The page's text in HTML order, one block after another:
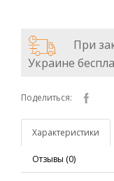
При
Украине
Поделиться:
Характеристики
Отзывы (0)